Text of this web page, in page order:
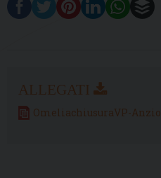
OmeliachiusuraVP-Anzio